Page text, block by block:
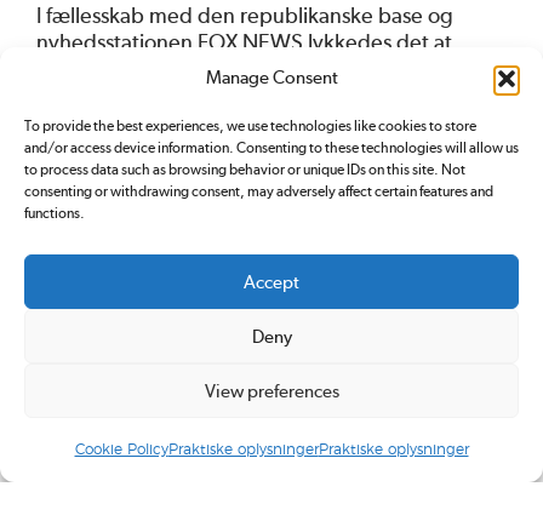
Manage Consent
To provide the best experiences, we use technologies like cookies to store
and/or access device information. Consenting to these technologies will allow us
to process data such as browsing behavior or unique IDs on this site. Not
consenting or withdrawing consent, may adversely affect certain features and
functions.
Accept
Deny
View preferences
Cookie PolicyPraktiske oplysningerPraktiske oplysninger
I fællesskab med den republikanske base og
nyhedsstationen FOX NEWS lykkedes det at
forandre klassiske konservatisme, der blev
redefineret i forhold til både politik, taktik og
fremtoning. Det lykkedes Tea Party-bevægelsen
at mobilisere en utroligt effektiv og energisk
kampagne. De pressede moderate kræfter ud af
partiet eller fik dem til at miste indflydelse.
Efter to valgnederlag til Obama indså
revolution. Det fik dem til at satse alt på de